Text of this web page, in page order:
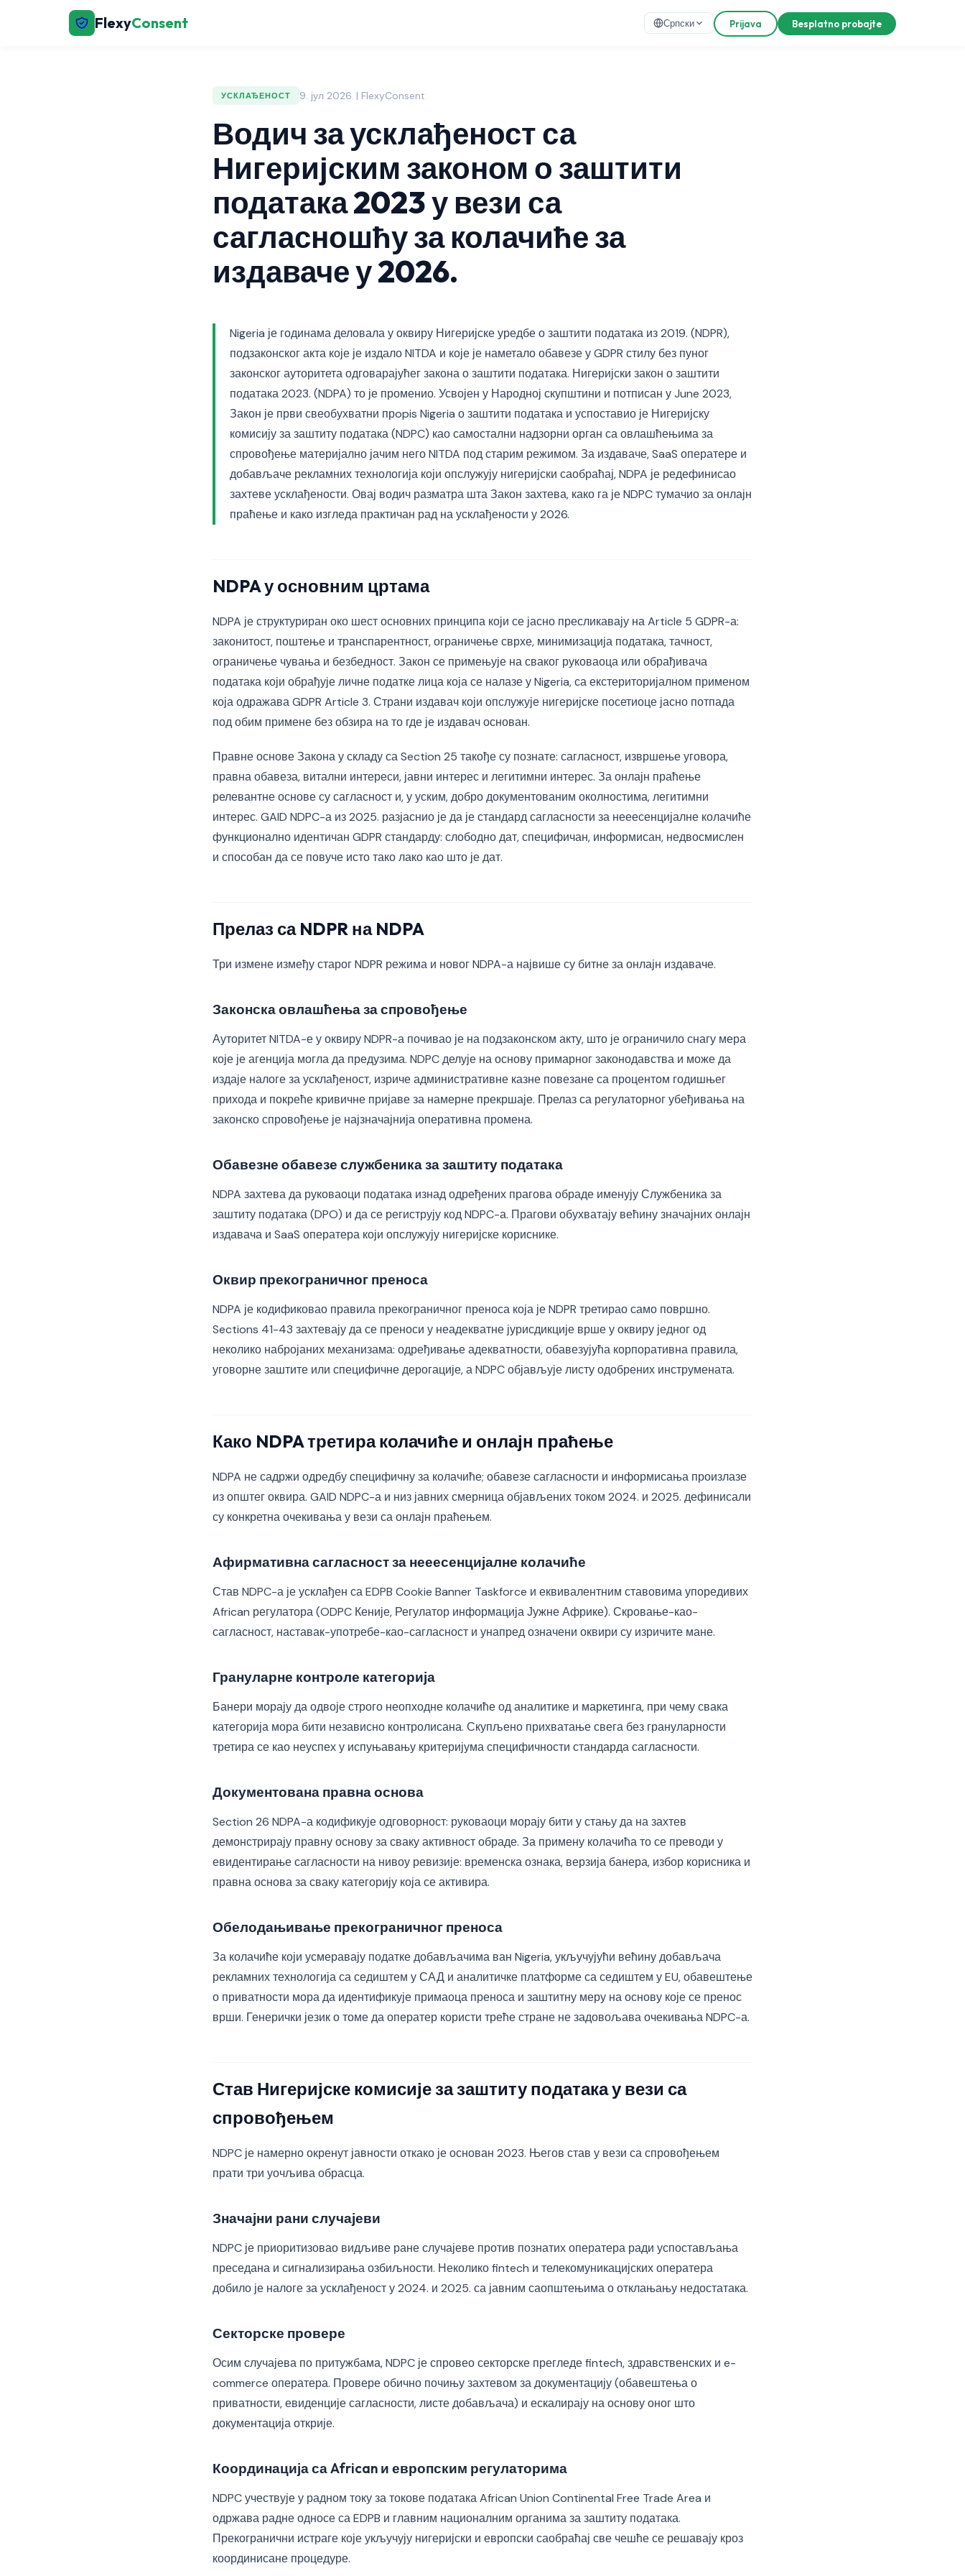
FlexyConsent Српски Prijava Besplatno probajte
УСКЛАЂЕНОСТ 9. јул 2026. | FlexyConsent
Водич за усклађеност са
Нигеријским законом о заштити
података 2023 у вези са
сагласношћу за колачиће за
издаваче у 2026.
Nigeria је годинама деловала у оквиру Нигеријске уредбе о заштити података из 2019. (NDPR),
подзаконског акта које је издало NITDA и које је наметало обавезе у GDPR стилу без пуног
законског ауторитета одговарајућег закона о заштити података. Нигеријски закон о заштити
података 2023. (NDPA) то је променио. Усвојен у Народној скупштини и потписан у June 2023,
Закон је први свеобухватни прopis Nigeria о заштити података и успоставио је Нигеријску
комисију за заштиту података (NDPC) као самостални надзорни орган са овлашћењима за
спровођење материјално јачим него NITDA под старим режимом. За издаваче, SaaS оператере и
добављаче рекламних технологија који опслужују нигеријски саобраћај, NDPA је редефинисао
захтеве усклађености. Овај водич разматра шта Закон захтева, како га је NDPC тумачио за онлајн
праћење и како изгледа практичан рад на усклађености у 2026.
NDPA у основним цртама
NDPA је структуриран око шест основних принципа који се јасно пресликавају на Article 5 GDPR-а:
законитост, поштење и транспарентност, ограничење сврхе, минимизација података, тачност,
ограничење чувања и безбедност. Закон се примењује на сваког руковаоца или обрађивача
података који обрађује личне податке лица која се налазе у Nigeria, са екстериторијалном применом
која одражава GDPR Article 3. Страни издавач који опслужује нигеријске посетиоце јасно потпада
под обим примене без обзира на то где је издавач основан.
Правне основе Закона у складу са Section 25 такође су познате: сагласност, извршење уговора,
правна обавеза, витални интереси, јавни интерес и легитимни интерес. За онлајн праћење
релевантне основе су сагласност и, у уским, добро документованим околностима, легитимни
интерес. GAID NDPC-а из 2025. разјаснио је да је стандард сагласности за нееесенцијалне колачиће
функционално идентичан GDPR стандарду: слободно дат, специфичан, информисан, недвосмислен
и способан да се повуче исто тако лако као што је дат.
Прелаз са NDPR на NDPA
Три измене између старог NDPR режима и новог NDPA-а највише су битне за онлајн издаваче.
Законска овлашћења за спровођење
Ауторитет NITDA-е у оквиру NDPR-а почивао је на подзаконском акту, што је ограничило снагу мера
које је агенција могла да предузима. NDPC делује на основу примарног законодавства и може да
издаје налоге за усклађеност, изриче административне казне повезане са процентом годишњег
прихода и покреће кривичне пријаве за намерне прекршаје. Прелаз са регулаторног убеђивања на
законско спровођење је најзначајнија оперативна промена.
Обавезне обавезе службеника за заштиту података
NDPA захтева да руковаоци података изнад одређених прагова обраде именују Службеника за
заштиту података (DPO) и да се региструју код NDPC-а. Прагови обухватају већину значајних онлајн
издавача и SaaS оператера који опслужују нигеријске кориснике.
Оквир прекограничног преноса
NDPA је кодификовао правила прекограничног преноса која је NDPR третирао само површно.
Sections 41-43 захтевају да се преноси у неадекватне јурисдикције врше у оквиру једног од
неколико набројаних механизама: одређивање адекватности, обавезујућа корпоративна правила,
уговорне заштите или специфичне дерогације, а NDPC објављује листу одобрених инструмената.
Како NDPA третира колачиће и онлајн праћење
NDPA не садржи одредбу специфичну за колачиће; обавезе сагласности и информисања произлазе
из општег оквира. GAID NDPC-а и низ јавних смерница објављених током 2024. и 2025. дефинисали
су конкретна очекивања у вези са онлајн праћењем.
Афирмативна сагласност за нееесенцијалне колачиће
Став NDPC-а је усклађен са EDPB Cookie Banner Taskforce и еквивалентним ставовима упоредивих
African регулатора (ODPC Кеније, Регулатор информација Јужне Африке). Скровање-као-
сагласност, наставак-употребе-као-сагласност и унапред означени оквири су изричите мане.
Грануларне контроле категорија
Банери морају да одвоје строго неопходне колачиће од аналитике и маркетинга, при чему свака
категорија мора бити независно контролисана. Скупљено прихватање свега без грануларности
третира се као неуспех у испуњавању критеријума специфичности стандарда сагласности.
Документована правна основа
Section 26 NDPA-а кодификује одговорност: руковаоци морају бити у стању да на захтев
демонстрирају правну основу за сваку активност обраде. За примену колачића то се преводи у
евидентирање сагласности на нивоу ревизије: временска ознака, верзија банера, избор корисника и
правна основа за сваку категорију која се активира.
Обелодањивање прекограничног преноса
За колачиће који усмеравају податке добављачима ван Nigeria, укључујући већину добављача
рекламних технологија са седиштем у САД и аналитичке платформе са седиштем у EU, обавештење
о приватности мора да идентификује примаоца преноса и заштитну меру на основу које се пренос
врши. Генерички језик о томе да оператер користи треће стране не задовољава очекивања NDPC-а.
Став Нигеријске комисије за заштиту података у вези са
спровођењем
NDPC је намерно окренут јавности откако је основан 2023. Његов став у вези са спровођењем
прати три уочљива обрасца.
Значајни рани случајеви
NDPC је приоритизовао видљиве ране случајеве против познатих оператера ради успостављања
преседана и сигнализирања озбиљности. Неколико fintech и телекомуникацијских оператера
добило је налоге за усклађеност у 2024. и 2025. са јавним саопштењима о отклањању недостатака.
Секторске провере
Осим случајева по притужбама, NDPC је спровео секторске прегледе fintech, здравственских и e-
commerce оператера. Провере обично почињу захтевом за документацију (обавештења о
приватности, евиденције сагласности, листе добављача) и ескалирају на основу оног што
документација открије.
Координација са African и европским регулаторима
NDPC учествује у радном току за токове података African Union Continental Free Trade Area и
одржава радне односе са EDPB и главним националним органима за заштиту података.
Прекогранични истраге које укључују нигеријски и европски саобраћај све чешће се решавају кроз
координисане процедуре.